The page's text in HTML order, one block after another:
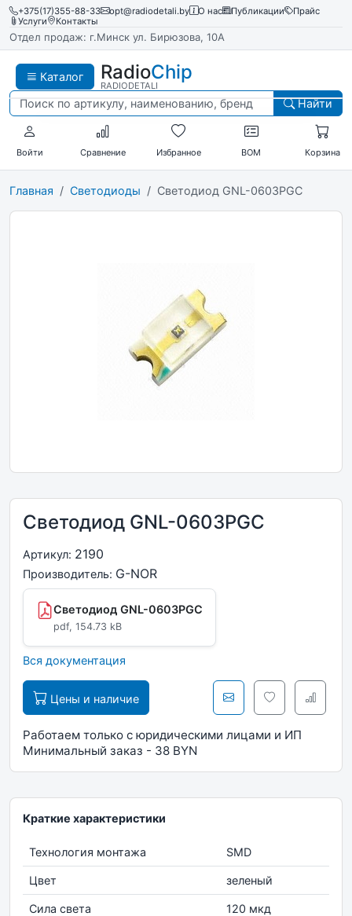
+375(17)355-88-33 opt@radiodetali.by О нас Публикации
Прайс
Услуги
Контакты
Отдел продаж: г.Минск ул. Бирюзова, 10А
Каталог RadioChip
RADIODETALI
Найти
Войти Сравнение Избранное BOM Корзина
Главная Светодиоды Светодиод GNL-0603PGC
Светодиод GNL-0603PGC
Артикул: 2190
Производитель: G-NOR
Светодиод GNL-0603PGC
pdf, 154.73 kB
Вся документация
Цены и наличие
Работаем только с юридическими лицами и ИП
Минимальный заказ - 38 BYN
Краткие характеристики
Технология монтажа SMD
Цвет зеленый
Сила света 120 мкд